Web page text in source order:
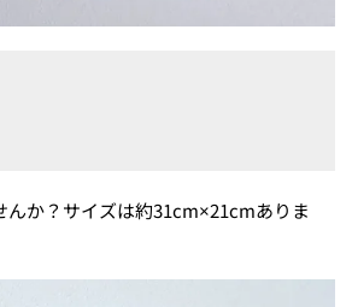
か？サイズは約31cm×21cmありま